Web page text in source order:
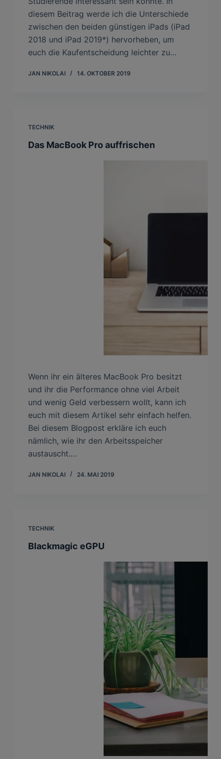
diesem Beitrag werde ich die Unterschiede
zwischen den beiden günstigen iPads (iPad
2018 und iPad 2019*) hervorheben, um
euch die Kaufentscheidung leichter zu…
JAN NIKOLAI 14. OKTOBER 2019
TECHNIK
Das MacBook Pro auffrischen
Wenn ihr ein älteres MacBook Pro besitzt
und ihr die Performance ohne viel Arbeit
und wenig Geld verbessern wollt, kann ich
euch mit diesem Artikel sehr einfach helfen.
Bei diesem Blogpost erkläre ich euch
nämlich, wie ihr den Arbeitsspeicher
austauscht.…
JAN NIKOLAI 24. MAI 2019
TECHNIK
Blackmagic eGPU